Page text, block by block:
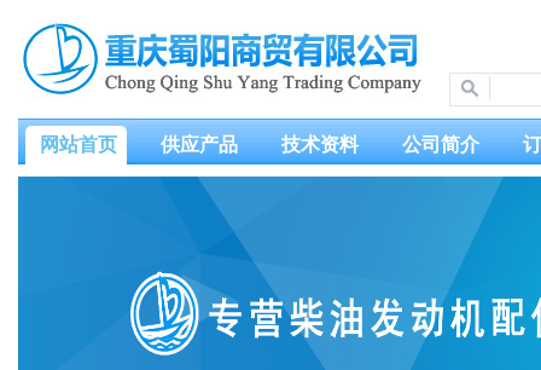
网站首页 供应产品 技术资料 公司简介